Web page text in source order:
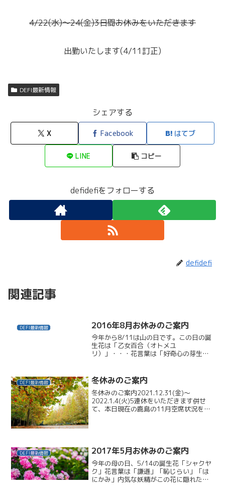
4/22(水)～24(金)3日間お休みをいただきます
出勤いたします(4/11訂正)
DEFI最新情報
シェアする
X Facebook はてブ
LINE コピー
defidefiをフォローする
defidefi
関連記事
DEFI最新情報 2016年8月お休みのご案内
今年から8/11は山の日です。この日の誕
生花は「乙女百合（オトメユ
リ）」・・・花言葉は「好奇心の芽生
境を接する飯豊連峰、吾妻山、守門岳、
朝日連峰、周辺にしか群生していな...
DEFI最新情報 冬休みのご案内
冬休みのご案内2021.12.31(金)～
2022.1.4(火)5連休をいただきます併せ
て、本日現在の鹿島の11月空席状況をご
DEFI最新情報 2017年5月お休みのご案内
今年の母の日、5/14の誕生花「シャクヤ
ク」花言葉は「謙遜」「恥じらい」「は
にかみ」内気な妖精がこの花に隠れたと